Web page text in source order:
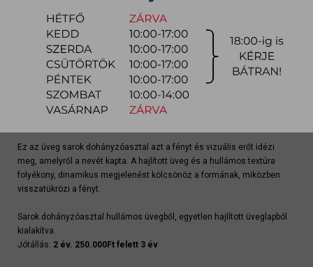
Szállítási módja:
bútorszállító
Készlet info:gyártásra
Szállítás, szerelés díjtáblázat (országos)
Terméklap
Ez az üveg sarok dohányzóasztal azt a fényt és vizuális erőt idézi
meg, amelyről a nevét kapta. A hajlított üveg és a hullámos textúra
folyékony, dinamikus megjelenést kölcsönöz a formának, miközben
visszatükrözi a fényt.
Sarok dohányzóasztal hullámos üvegből, egyetlen hajlított üveglapból
kialakítva.
Jótállás: 2 év. 250.000Ft felett 3 év